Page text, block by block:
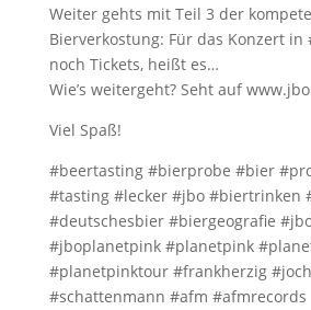
Weiter gehts mit Teil 3 der
Bierverkostung: Für das Konzert in
noch Tickets, heißt es…
Wie’s weitergeht? Seht auf
Viel Spaß!
#beertasting #bierprobe #bier
#tasting #lecker #jbo #biertrinken
#deutschesbier #biergeografie
#jboplanetpink #planetpink
#planetpinktour #frankherzig
#schattenmann #afm #afmrecords